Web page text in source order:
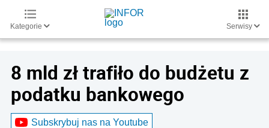
Kategorie Serwisy
8 mld zł trafiło do budżetu z
podatku bankowego
Subskrybuj nas na Youtube